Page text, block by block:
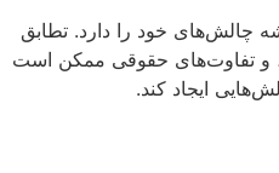
چالش‌های خود را دارد. تطابق
و تفاوت‌های حقوقی ممکن است
ایجاد کند.